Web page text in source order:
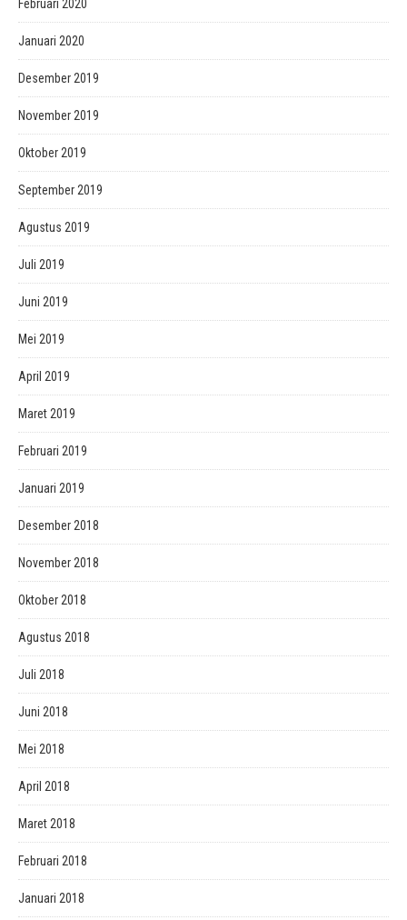
Februari 2020
Januari 2020
Desember 2019
November 2019
Oktober 2019
September 2019
Agustus 2019
Juli 2019
Juni 2019
Mei 2019
April 2019
Maret 2019
Februari 2019
Januari 2019
Desember 2018
November 2018
Oktober 2018
Agustus 2018
Juli 2018
Juni 2018
Mei 2018
April 2018
Maret 2018
Februari 2018
Januari 2018